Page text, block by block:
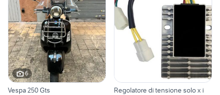
6
Vespa 250 Gts
Regolatore di tensione solo x i